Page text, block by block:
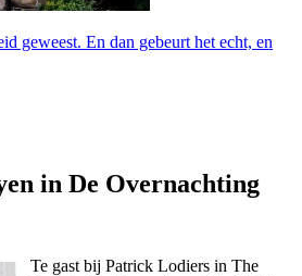
geweest. En dan gebeurt het echt, en
in De Overnachting
Te gast bij Patrick Lodiers in The